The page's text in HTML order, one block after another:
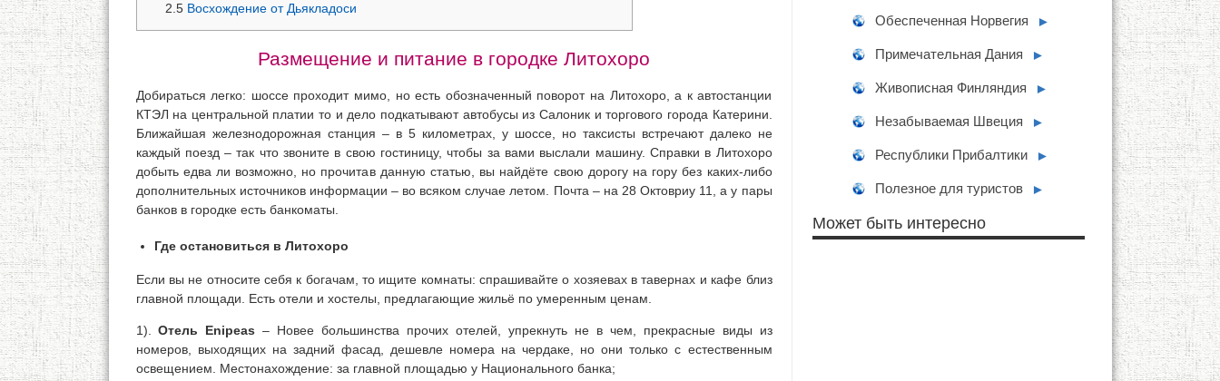
2.5Восхождение от Дьякладоси
Размещение и питание в городке Литохоро
Добираться легко: шоссе проходит мимо, но есть обозначенный поворот на Литохоро, а к автостанции
КТЭЛ на центральной платии то и дело подкатывают автобусы из Салоник и торгового города Катерини.
Ближайшая железнодорожная станция – в 5 километрах, у шоссе, но таксисты встречают далеко не
каждый поезд – так что звоните в свою гостиницу, чтобы за вами выслали машину. Справки в Литохоро
добыть едва ли возможно, но прочитав данную статью, вы найдёте свою дорогу на гору без каких-либо
дополнительных источников информации – во всяком случае летом. Почта – на 28 Октовриу 11, а у пары
банков в городке есть банкоматы.
Где остановиться в Литохоро
Если вы не относите себя к богачам, то ищите комнаты: спрашивайте о хозяевах в тавернах и кафе близ
главной площади. Есть отели и хостелы, предлагающие жильё по умеренным ценам.
1).Отель Enipeas – Новее большинства прочих отелей, упрекнуть не в чем, прекрасные виды из
номеров, выходящих на задний фасад, дешевле номера на чердаке, но они только с естественным
освещением. Местонахождение: за главной площадью у Национального банка;
Обеспеченная Норвегия ►
Примечательная Дания ►
Живописная Финляндия ►
Незабываемая Швеция ►
Республики Прибалтики ►
Полезное для туристов ►
Может быть интересно